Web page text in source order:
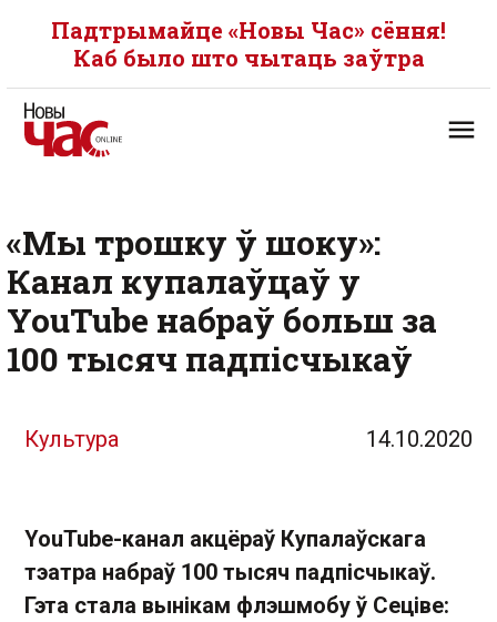
Падтрымайце «Новы Час» сёння!
Каб было што чытаць заўтра
«Мы трошку ў шоку»:
Канал купалаўцаў у
YouTube набраў больш за
100 тысяч падпісчыкаў
Культура 14.10.2020
YouTube-канал акцёраў Купалаўскага
тэатра набраў 100 тысяч падпісчыкаў.
Гэта стала вынікам флэшмобу ў Сеціве: